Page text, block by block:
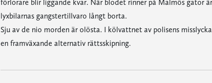
förlorare blir liggande kvar. När blodet rinner på Malmös gator
lyxbilarnas gangstertillvaro långt borta.
Sju av de nio morden är olösta. I kölvattnet av polisens
en framväxande alternativ rättsskipning.